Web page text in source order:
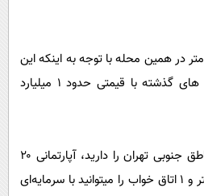
آپارتمانی ۲۱ ساله با متراژ ۴۳ متر در همین محله با توجه به اینکه این
واحد تک خوابه است در روز های گذشته با قیمتی حدود ۱ میلیارد
اگر قصد سرمایه‌گذاری در مناطق جنوبی تهران را دارید، آپارتمانی ۲۰
ساله در جوادیه با متراژ ۴۵ متر و ۱ اتاق خواب را میتوانید با سرمایه‌ای